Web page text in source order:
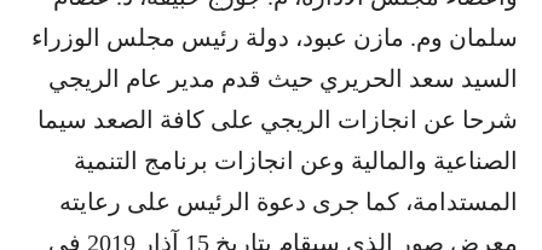
سلمان وم. مازن عبود، دولة رئيس مجلس الوزراء
السيد سعد الحريري حيث قدم مدير عام الريجي
شرحا عن انجازات الريجي على كافة الصعد سيما
الصناعية والمالية وعن انجازات برنامج التنمية
المستدامة، كما جرى دعوة الرئيس على رعايته
معرض صور الذي سيقام بتاريخ 15 آذار 2019 في